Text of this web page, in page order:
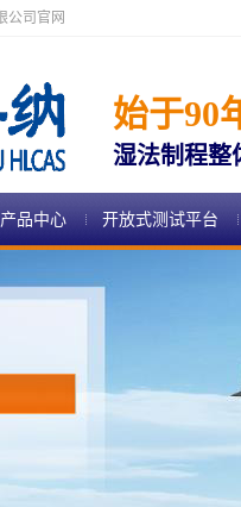
公司官网
始于90
湿法制程整
产品中心 开放式测试平台